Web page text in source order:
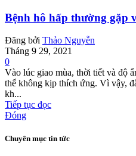
Bệnh hô hấp thường gặp
Đăng bởi Thảo Nguyễn
Tháng 9 29, 2021
0
Vào lúc giao mùa, thời tiết và độ
thể không kịp thích ứng. Vì vậy,
kh...
Tiếp tục đọc
Đóng
Chuyên mục tin tức